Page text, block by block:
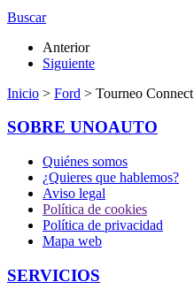
Buscar
Anterior
Siguiente
Inicio > Ford > Tourneo Connect
SOBRE UNOAUTO
Quiénes somos
¿Quieres que hablemos?
Aviso legal
Política de cookies
Política de privacidad
Mapa web
SERVICIOS